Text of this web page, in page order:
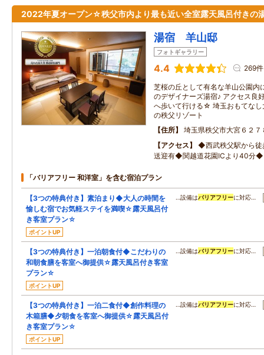
2022年夏オープン☆秩父市内より最も近い全室露天風呂付きの
湯宿 羊山邸
フォトギャラリー
4.4 269件
芝桜の丘として有名な羊山公園内
のデザイナーズ湯宿♪ アクセス良
へ歩いて行ける☆ 埼玉おもてな
の秩父リゾート
住所
埼玉県秩父市大宮６２７
アクセス
◆西武秩父駅から
送迎有◆関越道花園ICより40分◆
「バリアフリー 和洋室」を含む宿泊プラン
【3つの特典付き】素泊まり◆大人の時間を
愉しむ宿でお気軽ステイを満喫☆露天風呂付
き客室プラン☆
ポイントUP
…設備はバリアフリーに対応…
【3つの特典付き】一泊朝食付◆こだわりの
和朝食膳を客室へ御提供☆露天風呂付き客室
プラン☆
ポイントUP
…設備はバリアフリーに対応…
【3つの特典付き】一泊二食付◆創作料理の
木箱膳◆夕朝食を客室へ御提供☆露天風呂付
き客室プラン☆
ポイントUP
…設備はバリアフリーに対応…